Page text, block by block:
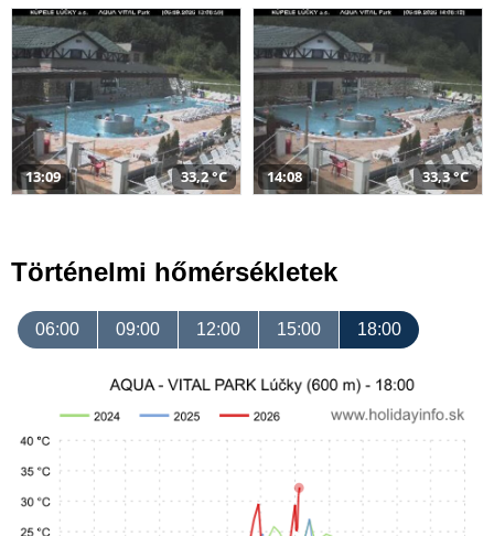
13:09 33,2 °C 14:08 33,3 °C
Történelmi hőmérsékletek
06:00 09:00 12:00 15:00 18:00